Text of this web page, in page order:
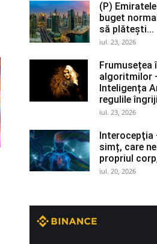
(P)
buget
să plătești...
iul. 23, 2026
Frumusețea
algoritmilor
Inteligența
regulile
iul. 23, 2026
Interocepţia
simț, care
propriul
iul. 20, 2026